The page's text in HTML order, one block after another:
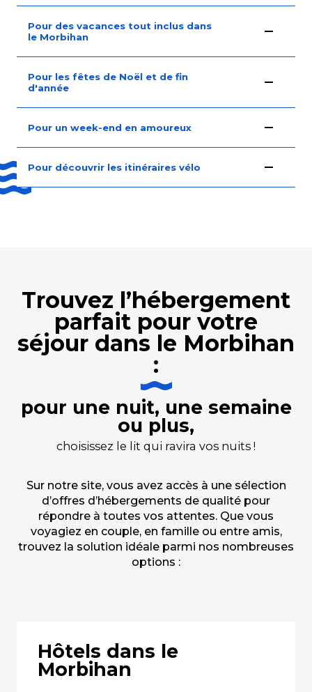
Pour des vacances tout inclus dans
le Morbihan
Pour les fêtes de Noël et de fin
d'année
Pour un week-end en amoureux
Pour découvrir les itinéraires vélo
Trouvez l’hébergement
parfait pour votre
séjour dans le Morbihan
:
pour une nuit, une semaine
ou plus,
choisissez le lit qui ravira vos nuits !
Sur notre site, vous avez accès à une sélection
d’offres d’hébergements de qualité pour
répondre à toutes vos attentes. Que vous
voyagiez en couple, en famille ou entre amis,
trouvez la solution idéale parmi nos nombreuses
options :
Hôtels dans le
Morbihan